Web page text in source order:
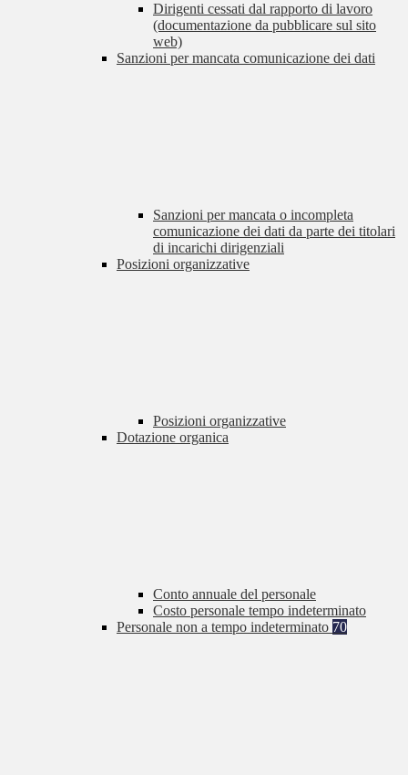
Dirigenti cessati dal rapporto di lavoro
(documentazione da pubblicare sul sito
web)
Sanzioni per mancata comunicazione dei dati
Sanzioni per mancata o incompleta
comunicazione dei dati da parte dei titolari
di incarichi dirigenziali
Posizioni organizzative
Posizioni organizzative
Dotazione organica
Conto annuale del personale
Costo personale tempo indeterminato
Personale non a tempo indeterminato 70